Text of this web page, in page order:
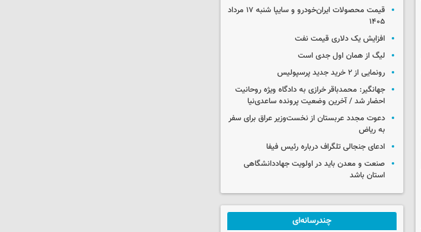
قیمت محصولات ایران‌خودرو و سایپا شنبه ۱۷ مرداد
۱۴۰۵
افزایش یک دلاری قیمت نفت
لیگ از همان اول جدی است
رونمایی از ۲ خرید جدید پرسپولیس
جهانگیر: محمدباقر خرازی به دادگاه ویژه روحانیت
احضار شد / آخرین وضعیت پرونده ساعدی‌نیا
دعوت مجدد عربستان از نخست‌وزیر عراق برای سفر
به ریاض
ادعای جنجالی تلگراف درباره رئیس فیفا
صنعت و معدن باید در اولویت جهاددانشگاهی
استان باشد
چندرسانه‌ای